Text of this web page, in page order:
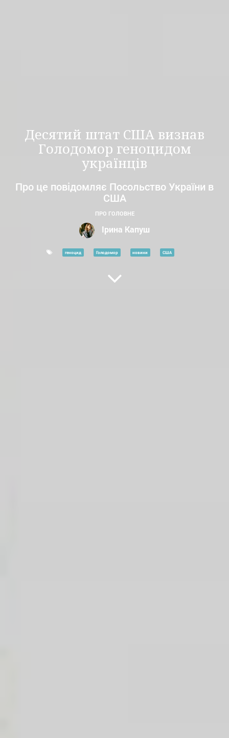
Десятий штат США визнав
Голодомор геноцидом
українців
Про це повідомляє Посольство України в
США
ПРО ГОЛОВНЕ
Ірина Капуш
геноцид Голодомор новини США